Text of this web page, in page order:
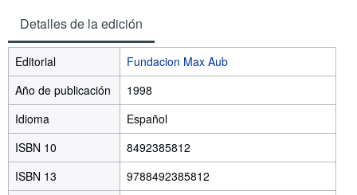
Detalles de la edición
Editorial
Fundacion Max Aub
Año de publicación
1998
Idioma
Español
ISBN 10
8492385812
ISBN 13
9788492385812